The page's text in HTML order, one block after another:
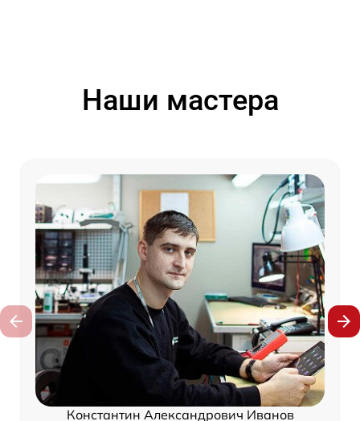
Наши мастера
Константин Александрович Иванов